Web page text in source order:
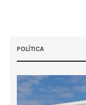
POLÍTICA